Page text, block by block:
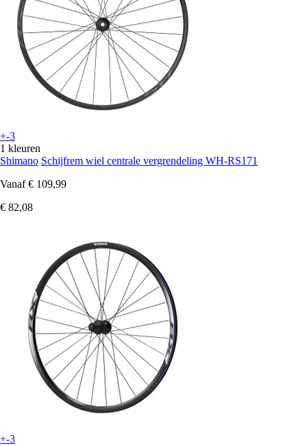
+-3
1 kleuren
Shimano Schijfrem wiel centrale vergrendeling WH-RS171
Vanaf € 109,99
€ 82,08
+-3